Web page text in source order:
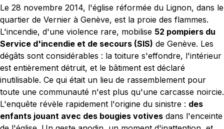
Le 28 novembre 2014, l'église réformée du Lignon, dans le
quartier de Vernier à Genève, est la proie des flammes.
L'incendie, d'une violence rare, mobilise 52 pompiers du
Service d'incendie et de secours (SIS) de Genève. Les
dégâts sont considérables : la toiture s'effondre, l'intérieur
est entièrement détruit, et le bâtiment est déclaré
inutilisable. Ce qui était un lieu de rassemblement pour
toute une communauté n'est plus qu'une carcasse noircie.
L'enquête révèle rapidement l'origine du sinistre : des
enfants jouant avec des bougies votives dans l'enceinte